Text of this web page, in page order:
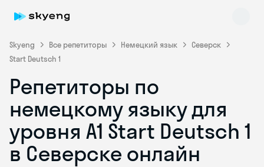
Skyeng Все репетиторы Немецкий язык
Северск
Start Deutsch 1
Репетиторы по
немецкому языку для
уровня A1 Start Deutsch 1
в Северске онлайн
Skyeng Chat